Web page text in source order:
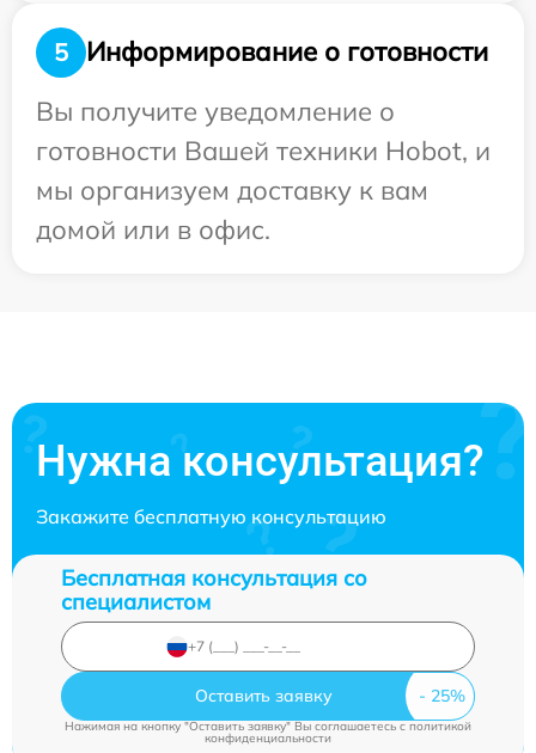
5
Информирование о готовности
Вы получите уведомление о
готовности Вашей техники Hobot, и
мы организуем доставку к вам
домой или в офис.
Нужна консультация?
Закажите бесплатную консультацию
Бесплатная консультация со
специалистом
Оставить заявку
Нажимая на кнопку "Оставить заявку" Вы соглашаетесь cполитикой
конфиденциальности